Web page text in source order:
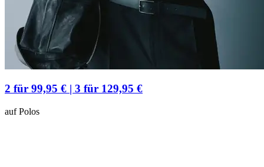
2 für 99,95 € | 3 für 129,95 €
auf Polos